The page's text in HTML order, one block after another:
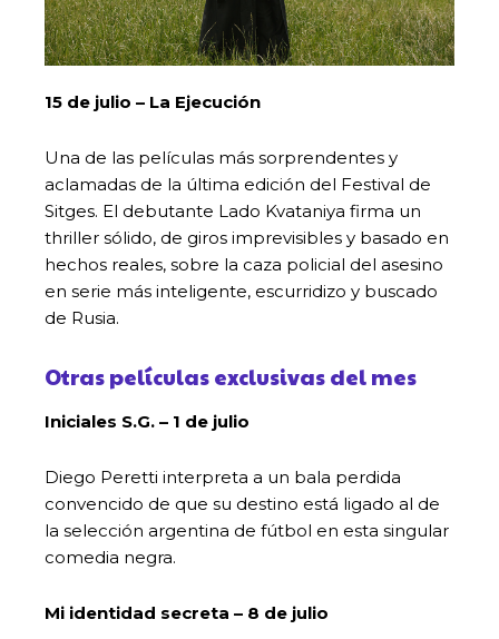
15 de julio – La Ejecución
Una de las películas más sorprendentes y
aclamadas de la última edición del Festival de
Sitges. El debutante Lado Kvataniya firma un
thriller sólido, de giros imprevisibles y basado en
hechos reales, sobre la caza policial del asesino
en serie más inteligente, escurridizo y buscado
de Rusia.
Otras películas exclusivas del mes
Iniciales S.G. – 1 de julio
Diego Peretti interpreta a un bala perdida
convencido de que su destino está ligado al de
la selección argentina de fútbol en esta singular
comedia negra.
Mi identidad secreta – 8 de julio